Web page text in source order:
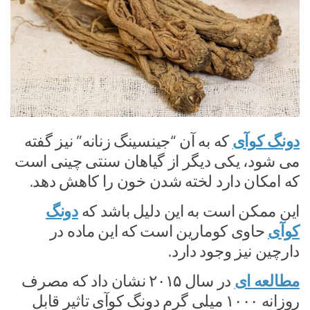
دونگ کوآی که به آن “جینسینگ زنانه” نیز گفته
می شود، یکی دیگر از گیاهان سنتی چینی است
که امکان دارد لخته شدن خون را کاهش دهد.
این ممکن است به این دلیل باشد کهدونگ
کوآی حاوی کومارین است که این ماده در
دارچین نیز وجود دارد.
مطالعه ای
در سال ۲۰۱۵ نشان داد که مصرف
روزانه ۱۰۰۰ میلی گرم دونگ کوآی تاثیر قابل